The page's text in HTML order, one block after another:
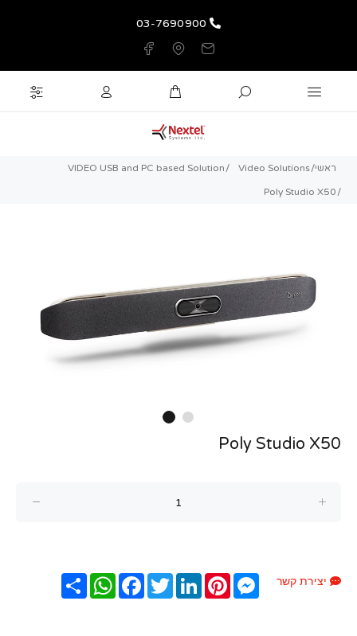
03-7690900
ראשי Video Solutions
VIDEO USB and PC based Solution
Poly Studio X50
Poly Studio X50
יצירת קשר שתף
WhatsAppFacebookTwitterLinkedInPinterest
Messenger